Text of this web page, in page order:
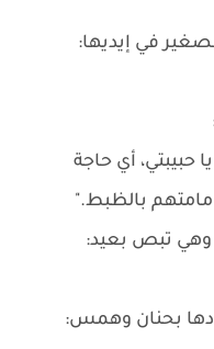
في إيديها:
حبيبتي، أي حاجة
بالظبط."
تبص بعيد:
بحنان وهمس: